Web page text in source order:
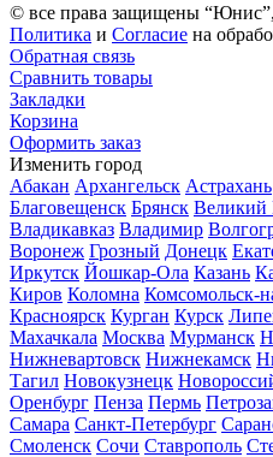
© все права защищены
Политика и Согласие на
Обратная связь
Сравнить товары
Закладки
Корзина
Оформить заказ
Изменить город
Абакан Архангельск Астрахань
Благовещенск Брянск Великий
Владикавказ Владимир
Воронеж Грозный Донецк
Иркутск Йошкар-Ола Казань
Киров Коломна Комсомольск-
Красноярск Курган Курск
Махачкала Москва Мурманск
Нижневартовск Нижнекамск
Тагил Новокузнецк
Оренбург Пенза Пермь
Самара Санкт-Петербург
Смоленск Сочи Ставрополь